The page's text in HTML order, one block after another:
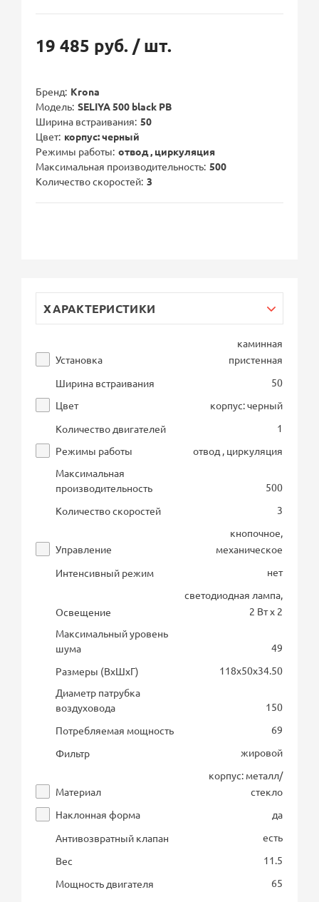
19 485 руб. / шт.
Бренд Krona
Модель SELIYA 500 black PB
Ширина встраивания 50
Цвет корпус: черный
Режимы работы отвод , циркуляция
Максимальная производительность 500
Количество скоростей 3
ХАРАКТЕРИСТИКИ
Установка
каминная
пристенная
Ширина встраивания
50
Цвет
корпус: черный
Количество двигателей
1
Режимы работы
отвод , циркуляция
Максимальная
производительность
500
Количество скоростей
3
Управление
кнопочное,
механическое
Интенсивный режим
нет
Освещение
светодиодная лампа,
2 Вт х 2
Максимальный уровень
шума
49
Размеры (ВхШхГ)
118х50х34.50
Диаметр патрубка
воздуховода
150
Потребляемая мощность
69
Фильтр
жировой
Материал
корпус: металл/
стекло
Наклонная форма
да
Антивозвратный клапан
есть
Вес
11.5
Мощность двигателя
65